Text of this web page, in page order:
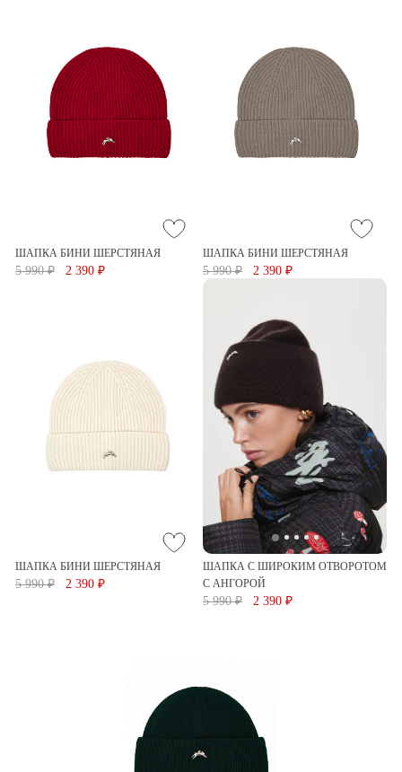
ШАПКА БИНИ ШЕРСТЯНАЯ
5 990 ₽ 2 390 ₽
ШАПКА БИНИ ШЕРСТЯНАЯ
5 990 ₽ 2 390 ₽
ШАПКА БИНИ ШЕРСТЯНАЯ
5 990 ₽ 2 390 ₽
ШАПКА С ШИРОКИМ ОТВОРОТОМ
С АНГОРОЙ
5 990 ₽ 2 390 ₽